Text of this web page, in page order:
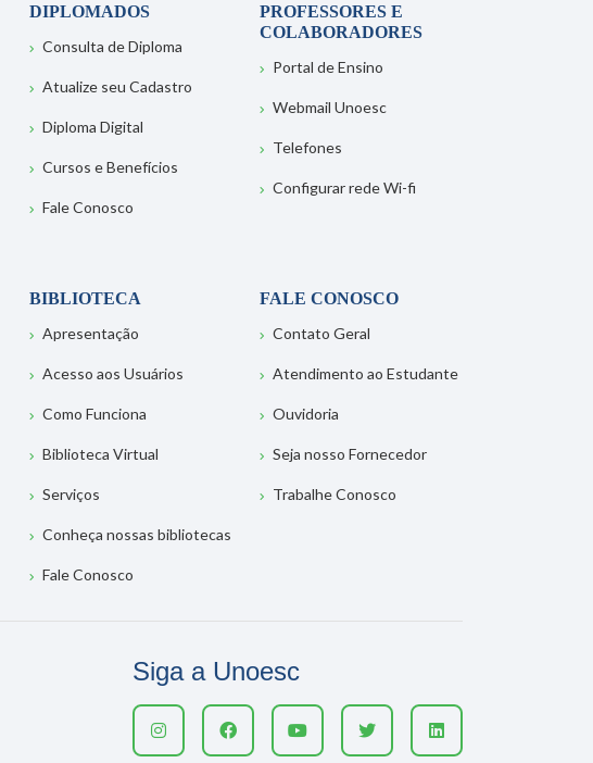
DIPLOMADOS
Consulta de Diploma
Atualize seu Cadastro
Diploma Digital
Cursos e Benefícios
Fale Conosco
PROFESSORES E
COLABORADORES
Portal de Ensino
Webmail Unoesc
Telefones
Configurar rede Wi-fi
BIBLIOTECA
Apresentação
Acesso aos Usuários
Como Funciona
Biblioteca Virtual
Serviços
Conheça nossas bibliotecas
Fale Conosco
FALE CONOSCO
Contato Geral
Atendimento ao Estudante
Ouvidoria
Seja nosso Fornecedor
Trabalhe Conosco
Siga a Unoesc